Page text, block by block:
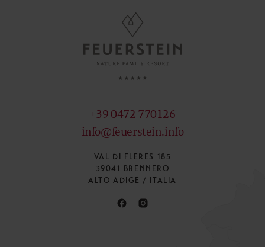
+39 0472 770126
info@feuerstein.info
VAL DI FLERES 185
39041 BRENNERO
ALTO ADIGE / ITALIA